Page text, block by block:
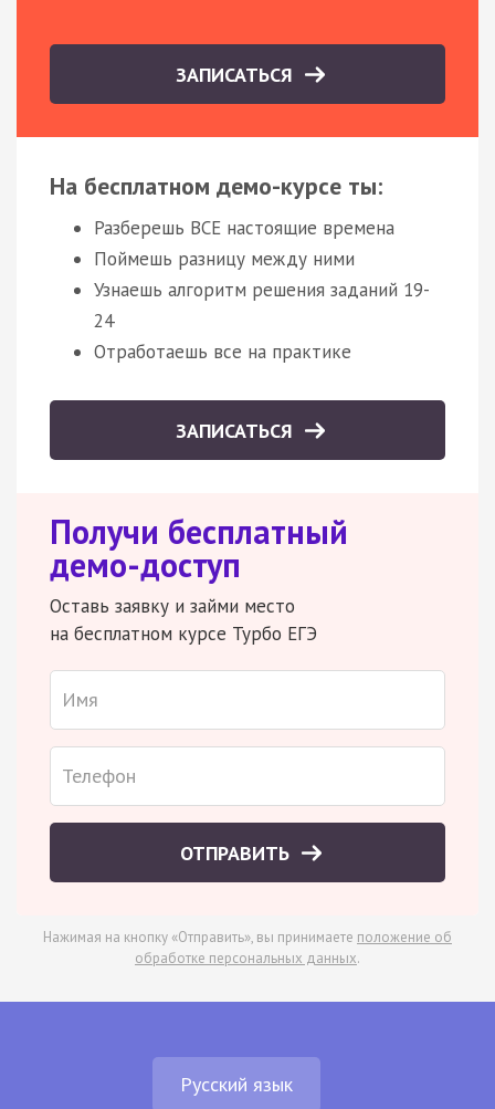
ЗАПИСАТЬСЯ
На бесплатном демо-курсе ты:
Разберешь ВСЕ настоящие времена
Поймешь разницу между ними
Узнаешь алгоритм решения заданий 19-
24
Отработаешь все на практике
ЗАПИСАТЬСЯ
Получи бесплатный
демо-доступ
Оставь заявку и займи место
на бесплатном курсе Турбо ЕГЭ
ОТПРАВИТЬ
Нажимая на кнопку «Отправить», вы принимаете положение об
обработке персональных данных.
Русский язык